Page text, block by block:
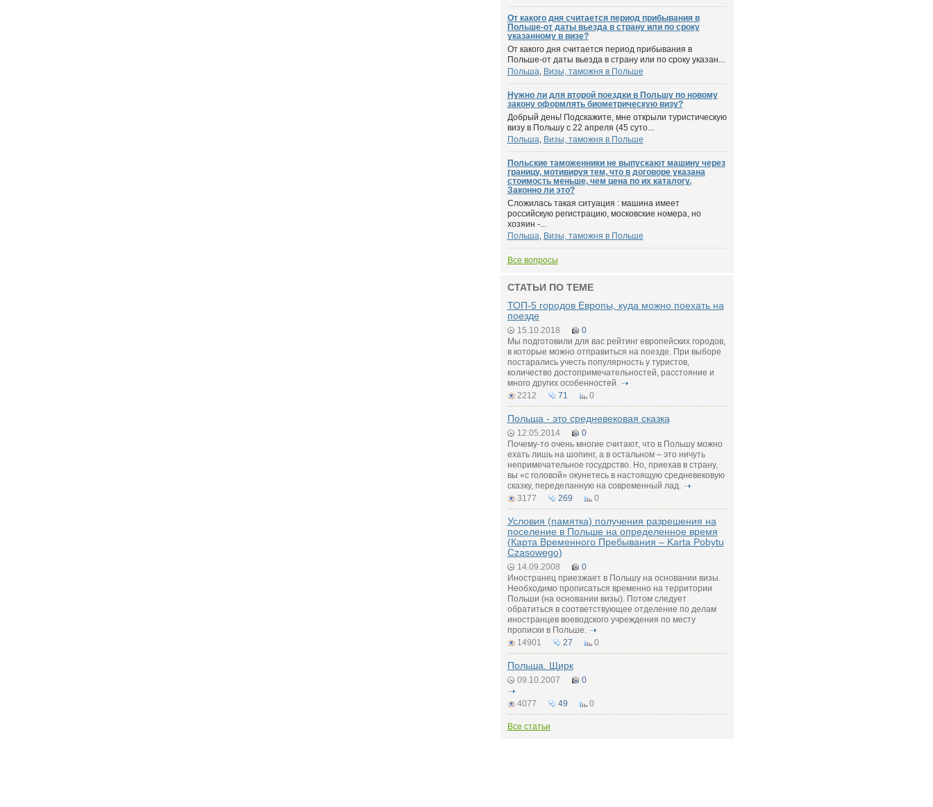
От какого дня считается период прибывания в
Польше-от даты вьезда в страну или по сроку
указанному в визе?
От какого дня считается период прибывания в
Польше-от даты вьезда в страну или по сроку указан...
Польша, Визы, таможня в Польше
Нужно ли для второй поездки в Польшу по новому
закону оформлять биометрическую визу?
Добрый день! Подскажите, мне открыли туристическую
визу в Польшу с 22 апреля (45 суто...
Польша, Визы, таможня в Польше
Польские таможенники не выпускают машину через
границу, мотивируя тем, что в договоре указана
стоимость меньше, чем цена по их каталогу.
Законно ли это?
Сложилась такая ситуация : машина имеет
российскую регистрацию, московские номера, но
хозяин -...
Польша, Визы, таможня в Польше
Все вопросы
СТАТЬИ ПО ТЕМЕ
ТОП-5 городов Европы, куда можно поехать на
поезде
15.10.2018
0
Мы подготовили для вас рейтинг европейских городов,
в которые можно отправиться на поезде. При выборе
постарались учесть популярность у туристов,
количество достопримечательностей, расстояние и
много других особенностей.
2212
71 0
Польша - это средневековая сказка
12.05.2014
0
Почему-то очень многие считают, что в Польшу можно
ехать лишь на шопинг, а в остальном – это ничуть
непримечательное госудрство. Но, приехав в страну,
вы «с головой» окунетесь в настоящую средневековую
сказку, переделанную на современный лад.
3177
269 0
Условия (памятка) получения разрешения на
поселение в Польше на определенное время
(Карта Временного Пребывания – Karta Pobytu
Czasowego)
14.09.2008
0
Иностранец приезжает в Польшу на основании визы.
Необходимо прописаться временно на территории
Польши (на основании визы). Потом следует
обратиться в соответствующее отделение по делам
иностранцев воеводского учреждения по месту
прописки в Польше.
14901
27 0
Польша. Щирк
09.10.2007 0
4077 49 0
Все статьи